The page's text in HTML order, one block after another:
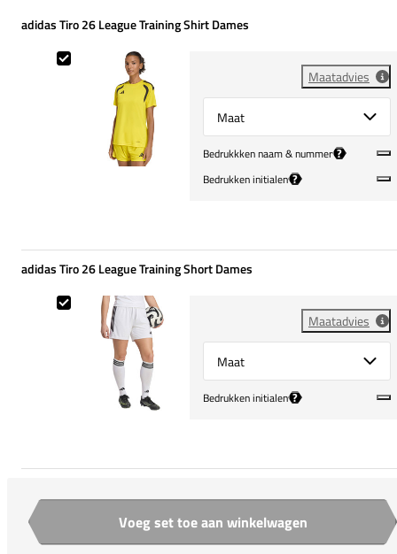
adidas Tiro 26 League Training Shirt Dames
Maatadvies
Select {option} for {name}
Bedrukkken naam & nummer ?
Bedrukken initialen ?
adidas Tiro 26 League Training Shirt Dames
adidas Tiro 26 League Training Short Dames
Maatadvies
Select {option} for {name}
Bedrukken initialen ?
adidas Tiro 26 League Training Short Dames
Aantal Voeg set toe aan winkelwagen